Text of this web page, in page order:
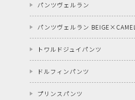
パンツヴェルラン
パンツヴェルラン BEIGE×CAMEL
トワルドジュイパンツ
ドルフィンパンツ
プリンスパンツ